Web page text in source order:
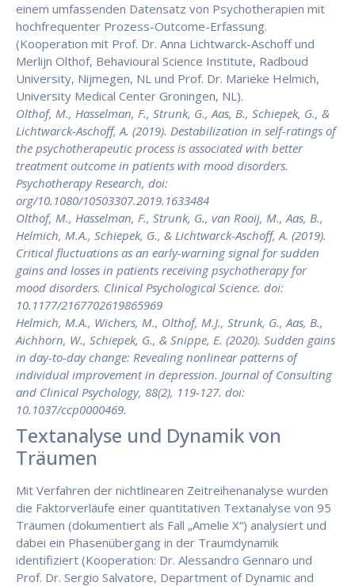
einem umfassenden Datensatz von Psychotherapien mit
hochfrequenter Prozess-Outcome-Erfassung.
(Kooperation mit Prof. Dr. Anna Lichtwarck-Aschoff und
Merlijn Olthof, Behavioural Science Institute, Radboud
University, Nijmegen, NL und Prof. Dr. Marieke Helmich,
University Medical Center Groningen, NL).
Olthof, M., Hasselman, F., Strunk, G., Aas, B., Schiepek, G., &
Lichtwarck-Aschoff, A. (2019). Destabilization in self-ratings of
the psychotherapeutic process is associated with better
treatment outcome in patients with mood disorders.
Psychotherapy Research, doi:
org/10.1080/10503307.2019.1633484
Olthof, M., Hasselman, F., Strunk, G., van Rooij, M., Aas, B.,
Helmich, M.A., Schiepek, G., & Lichtwarck-Aschoff, A. (2019).
Critical fluctuations as an early-warning signal for sudden
gains and losses in patients receiving psychotherapy for
mood disorders. Clinical Psychological Science. doi:
10.1177/2167702619865969
Helmich, M.A., Wichers, M., Olthof, M.J., Strunk, G., Aas, B.,
Aichhorn, W., Schiepek, G., & Snippe, E. (2020). Sudden gains
in day-to-day change: Revealing nonlinear patterns of
individual improvement in depression. Journal of Consulting
and Clinical Psychology, 88(2), 119-127. doi:
10.1037/ccp0000469.
Textanalyse und Dynamik von
Träumen
Mit Verfahren der nichtlinearen Zeitreihenanalyse wurden
die Faktorverläufe einer quantitativen Textanalyse von 95
Träumen (dokumentiert als Fall „Amelie X“) analysiert und
dabei ein Phasenübergang in der Traumdynamik
identifiziert (Kooperation: Dr. Alessandro Gennaro und
Prof. Dr. Sergio Salvatore, Department of Dynamic and